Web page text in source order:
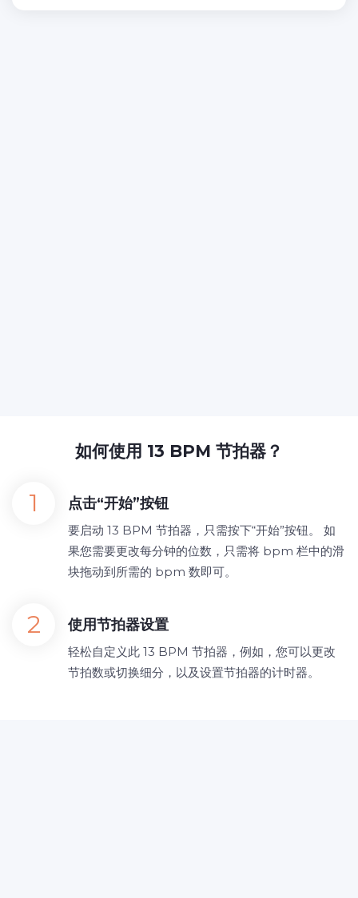
如何使用 13 BPM 节拍器？
点击“开始”按钮
要启动 13 BPM 节拍器，只需按下“开始”按钮。 如
果您需要更改每分钟的位数，只需将 bpm 栏中的滑
块拖动到所需的 bpm 数即可。
使用节拍器设置
轻松自定义此 13 BPM 节拍器，例如，您可以更改
节拍数或切换细分，以及设置节拍器的计时器。